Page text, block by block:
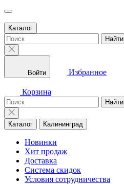
Каталог
Найти
Войти Избранное
Корзина
Найти
Каталог Калининград
Новинки
Хит продаж
Доставка
Система скидок
Условия сотрудничества